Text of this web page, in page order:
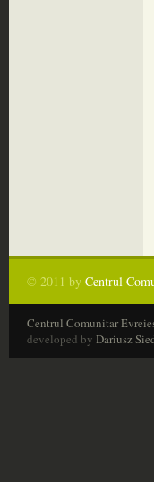
© 2011 by Centrul
Centrul Comunitar
developed by Dariusz